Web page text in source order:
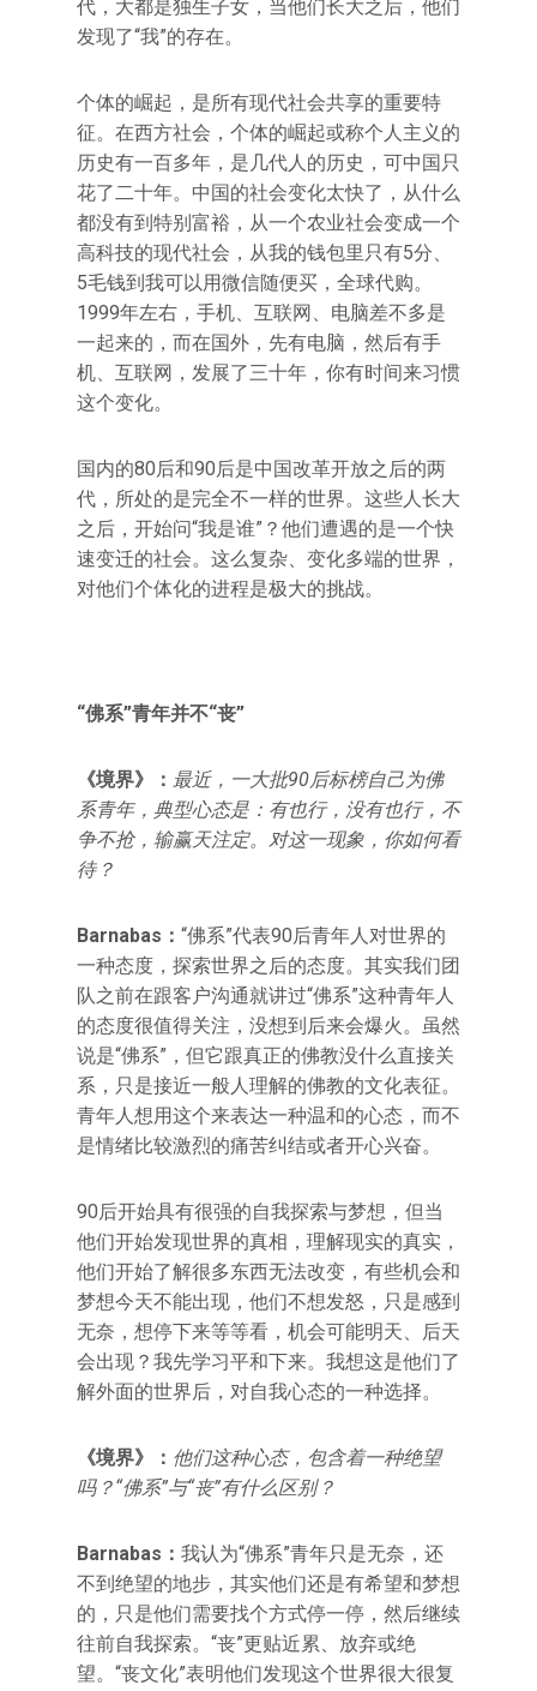
代，大都是独生子女，当他们长大之后，他们
发现了“我”的存在。
个体的崛起，是所有现代社会共享的重要特
征。在西方社会，个体的崛起或称个人主义的
历史有一百多年，是几代人的历史，可中国只
花了二十年。中国的社会变化太快了，从什么
都没有到特别富裕，从一个农业社会变成一个
高科技的现代社会，从我的钱包里只有5分、
5毛钱到我可以用微信随便买，全球代购。
1999年左右，手机、互联网、电脑差不多是
一起来的，而在国外，先有电脑，然后有手
机、互联网，发展了三十年，你有时间来习惯
这个变化。
国内的80后和90后是中国改革开放之后的两
代，所处的是完全不一样的世界。这些人长大
之后，开始问“我是谁”？他们遭遇的是一个快
速变迁的社会。这么复杂、变化多端的世界，
对他们个体化的进程是极大的挑战。
“佛系”青年并不“丧”
《境界》： 最近，一大批90后标榜自己为佛
系青年，典型心态是：有也行，没有也行，不
争不抢，输赢天注定。对这一现象，你如何看
待？
Barnabas ： “佛系”代表90后青年人对世界的
一种态度，探索世界之后的态度。其实我们团
队之前在跟客户沟通就讲过“佛系”这种青年人
的态度很值得关注，没想到后来会爆火。虽然
说是“佛系”，但它跟真正的佛教没什么直接关
系，只是接近一般人理解的佛教的文化表征。
青年人想用这个来表达一种温和的心态，而不
是情绪比较激烈的痛苦纠结或者开心兴奋。
90后开始具有很强的自我探索与梦想，但当
他们开始发现世界的真相，理解现实的真实，
他们开始了解很多东西无法改变，有些机会和
梦想今天不能出现，他们不想发怒，只是感到
无奈，想停下来等等看，机会可能明天、后天
会出现？我先学习平和下来。我想这是他们了
解外面的世界后，对自我心态的一种选择。
《境界》： 他们这种心态，包含着一种绝望
吗？“佛系”与“丧”有什么区别？
Barnabas ： 我认为“佛系”青年只是无奈，还
不到绝望的地步，其实他们还是有希望和梦想
的，只是他们需要找个方式停一停，然后继续
往前自我探索。“丧”更贴近累、放弃或绝
望。“丧文化”表明他们发现这个世界很大很复